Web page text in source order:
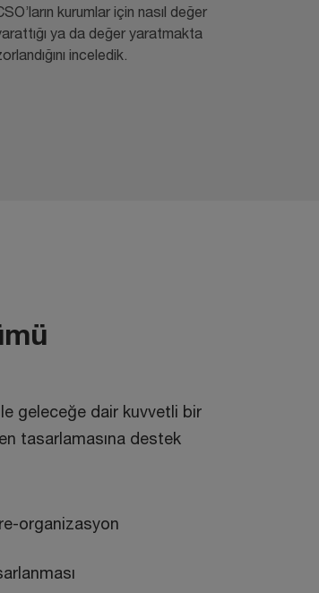
kurumlar için nasıl değer
ya da değer yaratmakta
inceledik.
geleceğe dair kuvvetli bir
tasarlamasına destek
organizasyon